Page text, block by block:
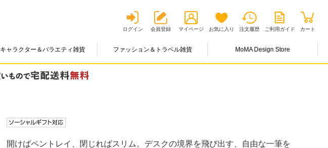
ログイン 会員登録 マイページ お気に入り 注文履歴 ご利用ガイド カート
キャラクター＆バラエティ雑貨 ファッション＆トラベル雑貨 MoMA Design Store
開けばペントレイ、閉じればスリム。デスクの境界を飛び出す、自由な一筆を